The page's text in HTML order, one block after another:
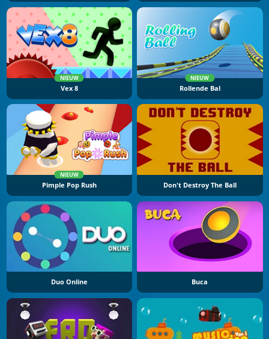
NIEUW
Vex 8
NIEUW
Rollende Bal
NIEUW
Pimple Pop Rush Don't Destroy The Ball
Duo Online Buca